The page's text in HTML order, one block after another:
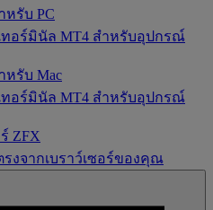
หรับ PC
ทอร์มินัล MT4 สำหรับอุปกรณ์
หรับ Mac
ทอร์มินัล MT4 สำหรับอุปกรณ์
ZFX
งจากเบราว์เซอร์ของคุณ